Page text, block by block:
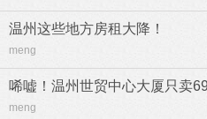
温州这些地方房租大降！
meng
唏嘘！温州世贸中心大厦只卖
meng